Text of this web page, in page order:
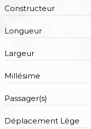
Constructeur
Longueur
Largeur
Millésime
Passager(s)
Déplacement Lège